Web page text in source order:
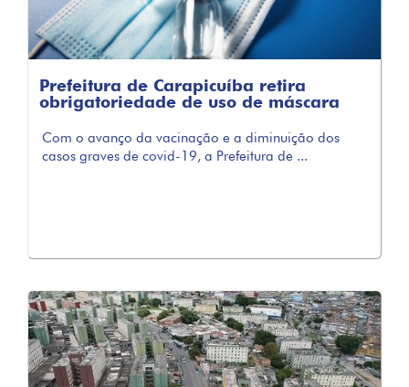
Prefeitura de Carapicuíba retira
obrigatoriedade de uso de máscara
Com o avanço da vacinação e a diminuição dos
casos graves de covid-19, a Prefeitura de ...